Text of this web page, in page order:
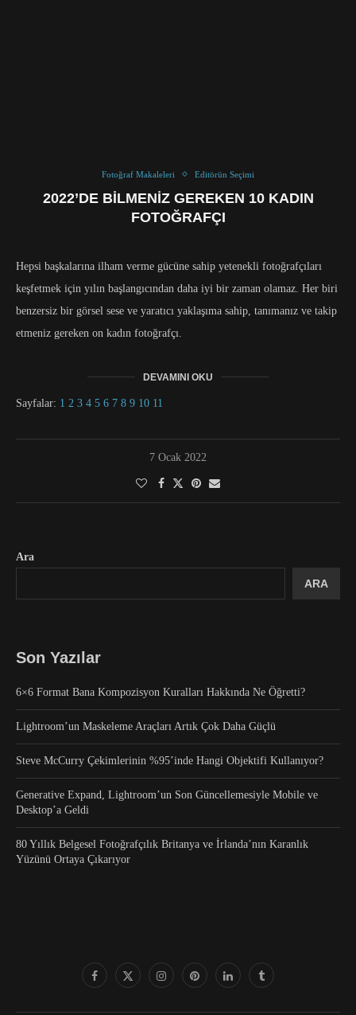
Fotoğraf Makaleleri Editörün Seçimi
2022’DE BILMENIZ GEREKEN 10 KADIN
FOTOĞRAFÇI
Hepsi başkalarına ilham verme gücüne sahip yetenekli fotoğrafçıları
keşfetmek için yılın başlangıcından daha iyi bir zaman olamaz. Her biri
benzersiz bir görsel sese ve yaratıcı yaklaşıma sahip, tanımanız ve takip
etmeniz gereken on kadın fotoğrafçı.
DEVAMINI OKU
Sayfalar: 1 2 3 4 5 6 7 8 9 10 11
7 Ocak 2022
Ara
ARA
Son Yazılar
6×6 Format Bana Kompozisyon Kuralları Hakkında Ne Öğretti?
Lightroom’un Maskeleme Araçları Artık Çok Daha Güçlü
Steve McCurry Çekimlerinin %95’inde Hangi Objektifi Kullanıyor?
Generative Expand, Lightroom’un Son Güncellemesiyle Mobile ve
Desktop’a Geldi
80 Yıllık Belgesel Fotoğrafçılık Britanya ve İrlanda’nın Karanlık
Yüzünü Ortaya Çıkarıyor